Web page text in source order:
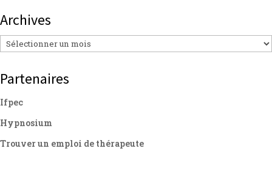
Archives
Archives
Partenaires
Ifpec
Hypnosium
Trouver un emploi de thérapeute